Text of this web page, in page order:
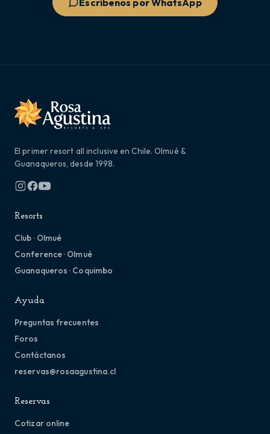
El primer resort all inclusive en Chile. Olmué &
Guanaqueros, desde 1998.
Resorts
Club · Olmué
Conference · Olmué
Guanaqueros · Coquimbo
Ayuda
Preguntas frecuentes
Foros
Contáctanos
reservas@rosaagustina.cl
Reservas
Cotizar online